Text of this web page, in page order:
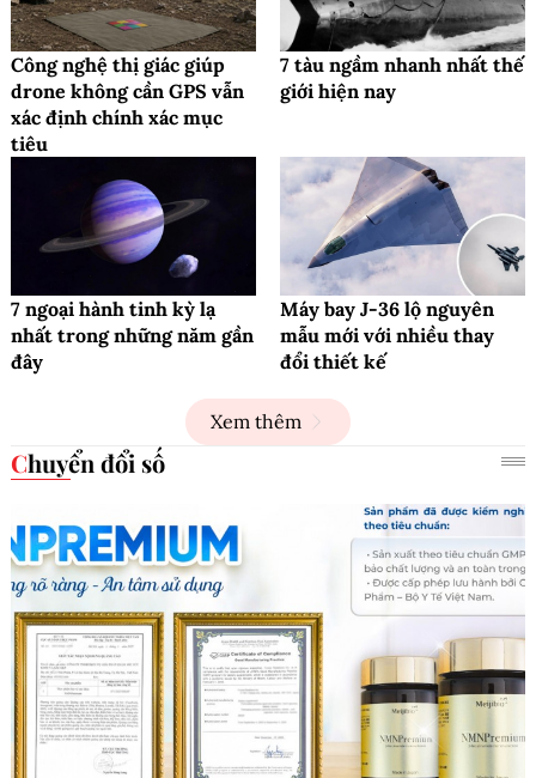
Công nghệ thị giác giúp
drone không cần GPS vẫn
xác định chính xác mục
tiêu
7 tàu ngầm nhanh nhất thế
giới hiện nay
7 ngoại hành tinh kỳ lạ
nhất trong những năm gần
đây
Máy bay J-36 lộ nguyên
mẫu mới với nhiều thay
đổi thiết kế
Xem thêm
Chuyển đổi số